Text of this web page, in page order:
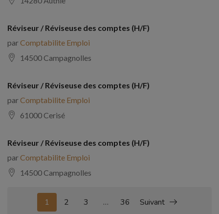
Réviseur / Réviseuse des comptes (H/F)
parComptabilite Emploi
14500 Campagnolles
Réviseur / Réviseuse des comptes (H/F)
parComptabilite Emploi
61000 Cerisé
Réviseur / Réviseuse des comptes (H/F)
parComptabilite Emploi
14500 Campagnolles
1 2 3 … 36 Suivant